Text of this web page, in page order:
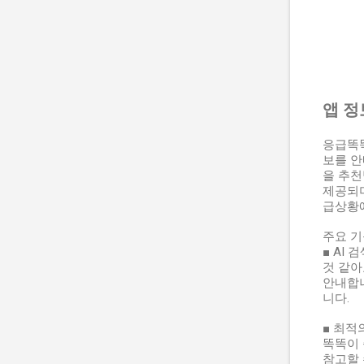
앱
응급똑
보를
을 추
제공되
급상황
주요
■ AI 검
것 같
안내합
니다.
■ 최적
똑똑이
참고할